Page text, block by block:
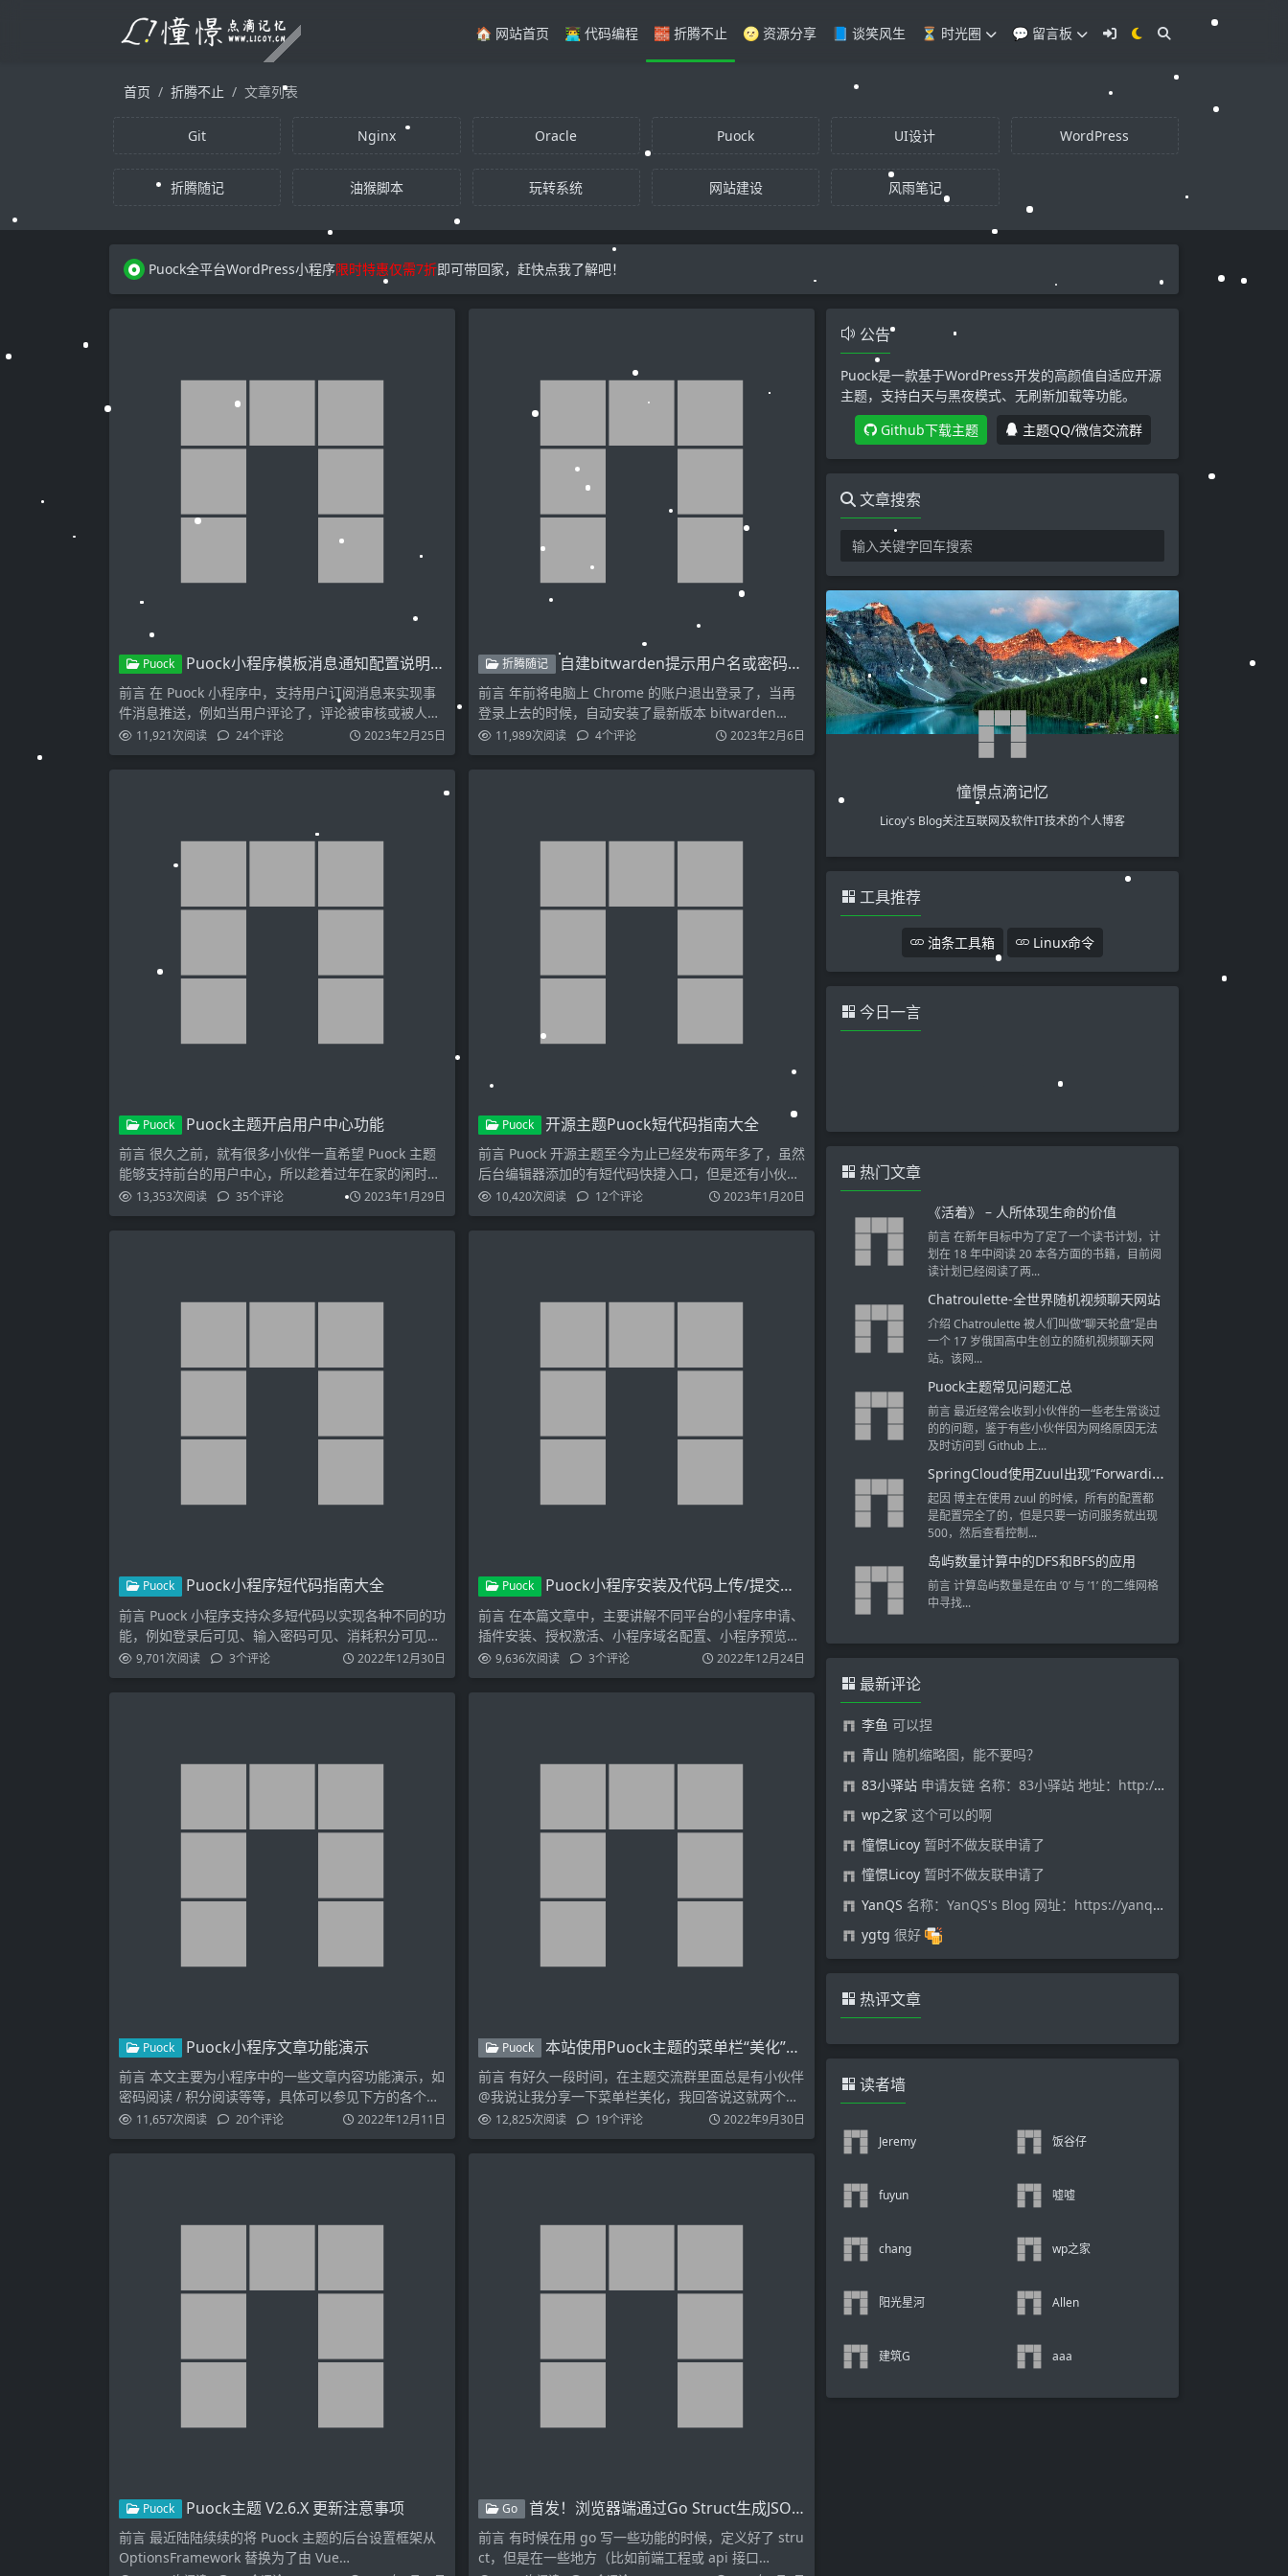
🏠 网站首页 👨‍💻 代码编程 🧱 折腾不止 🌝 资源分享 📘 谈笑风生 ⏳ 时光圈 💬 留言板
首页 折腾不止 文章列表
Git Nginx Oracle Puock UI设计 WordPress
折腾随记 油猴脚本 玩转系统 网站建设 风雨笔记
Puock全平台WordPress小程序限时特惠仅需7折即可带回家，赶快点我了解吧！
Puock Puock小程序模板消息通知配置说明及步骤
前言 在 Puock 小程序中，支持用户订阅消息来实现事
件消息推送，例如当用户评论了，评论被审核或被人通
知的时…
11,921次阅读 24个评论 2023年2月25日
折腾随记 自建bitwarden提示用户名或密码错误解决方案
前言 年前将电脑上 Chrome 的账户退出登录了，当再
登录上去的时候，自动安装了最新版本 bitwarden…
11,989次阅读 4个评论 2023年2月6日
Puock Puock主题开启用户中心功能
前言 很久之前，就有很多小伙伴一直希望 Puock 主题
能够支持前台的用户中心，所以趁着过年在家的闲时就
将此功…
13,353次阅读 35个评论 2023年1月29日
Puock 开源主题Puock短代码指南大全
前言 Puock 开源主题至今为止已经发布两年多了，虽然
后台编辑器添加的有短代码快捷入口，但是还有小伙伴
不清楚…
10,420次阅读 12个评论 2023年1月20日
Puock Puock小程序短代码指南大全
前言 Puock 小程序支持众多短代码以实现各种不同的功
能，例如登录后可见、输入密码可见、消耗积分可见、
观看激…
9,701次阅读 3个评论 2022年12月30日
Puock Puock小程序安装及代码上传/提交审核步骤说明
前言 在本篇文章中，主要讲解不同平台的小程序申请、
插件安装、授权激活、小程序域名配置、小程序预览及
代码上传，最…
9,636次阅读 3个评论 2022年12月24日
Puock Puock小程序文章功能演示
前言 本文主要为小程序中的一些文章内容功能演示，如
密码阅读 / 积分阅读等等，具体可以参见下方的各个模
块的演示…
11,657次阅读 20个评论 2022年12月11日
Puock 本站使用Puock主题的菜单栏“美化”分享
前言 有好久一段时间，在主题交流群里面总是有小伙伴
@我说让我分享一下菜单栏美化，我回答说这就两个表
情装饰一下…
12,825次阅读 19个评论 2022年9月30日
Puock Puock主题 V2.6.X 更新注意事项
前言 最近陆陆续续的将 Puock 主题的后台设置框架从
OptionsFramework 替换为了由 Vue…
Go 首发！浏览器端通过Go Struct生成JSON模型
前言 有时候在用 go 写一些功能的时候，定义好了 stru
ct，但是在一些地方（比如前端工程或 api 接口…
公告
Puock是一款基于WordPress开发的高颜值自适应开源
主题，支持白天与黑夜模式、无刷新加载等功能。
Github下载主题
主题QQ/微信交流群
文章搜索
憧憬点滴记忆
Licoy's Blog关注互联网及软件IT技术的个人博客
工具推荐
油条工具箱 Linux命令
今日一言
热门文章
《活着》 – 人所体现生命的价值
前言 在新年目标中为了定了一个读书计划，计
划在 18 年中阅读 20 本各方面的书籍，目前阅
读计划已经阅读了两...
Chatroulette-全世界随机视频聊天网站
介绍 Chatroulette 被人们叫做“聊天轮盘”是由
一个 17 岁俄国高中生创立的随机视频聊天网
站。该网...
Puock主题常见问题汇总
前言 最近经常会收到小伙伴的一些老生常谈过
的的问题，鉴于有些小伙伴因为网络原因无法
及时访问到 Github 上...
SpringCloud使用Zuul出现“Forwarding error”错误解决方法
起因 博主在使用 zuul 的时候，所有的配置都
是配置完全了的，但是只要一访问服务就出现
500，然后查看控制...
岛屿数量计算中的DFS和BFS的应用
前言 计算岛屿数量是在由 ’0’ 与 ’1’ 的二维网格
中寻找...
最新评论
李鱼 可以捏
青山 随机缩略图，能不要吗？
83小驿站 申请友链 名称：83小驿站 地址：http://888333.xyz 描述：记录生活中的灵感碎片
wp之家 这个可以的啊
憧憬Licoy 暂时不做友联申请了
憧憬Licoy 暂时不做友联申请了
YanQS 名称：YanQS's Blog 网址：https://yanqs.me/
ygtg 很好
热评文章
读者墙
Jeremy 饭谷仔
fuyun 嘘嘘
chang wp之家
阳光星河 Allen
建筑G aaa